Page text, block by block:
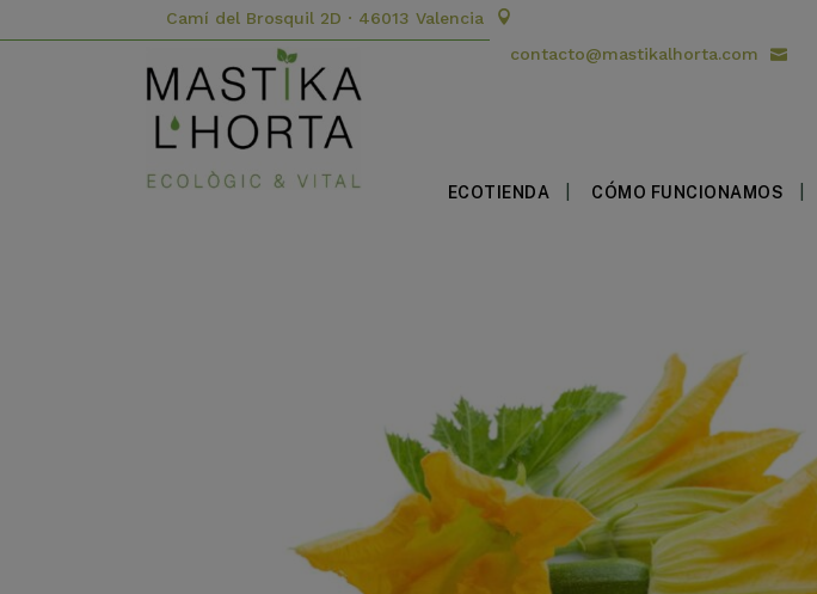
Camí del Brosquil 2D · 46013 Valencia
contacto@mastikalhorta.com
ECOTIENDA CÓMO FUNCIONAMOS